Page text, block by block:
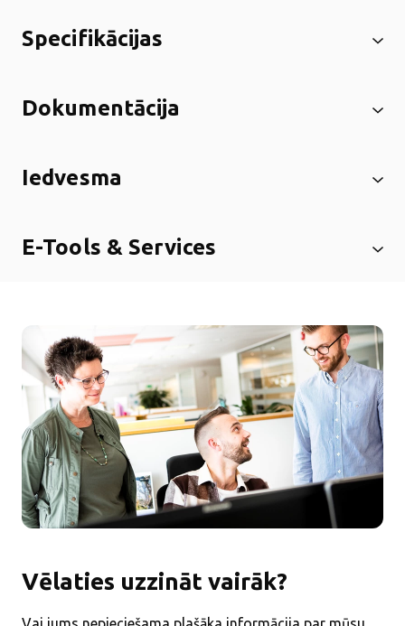
Specifikācijas
Dokumentācija
Iedvesma
E-Tools & Services
Vēlaties uzzināt vairāk?